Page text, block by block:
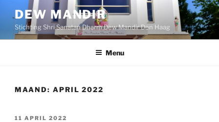
naar
inhoud
DEW MANDIR
Stichting Shri Sanatan Dharm Dew Mandir Den Haag
Menu
MAAND: APRIL 2022
GEPLAATST
11 APRIL 2022